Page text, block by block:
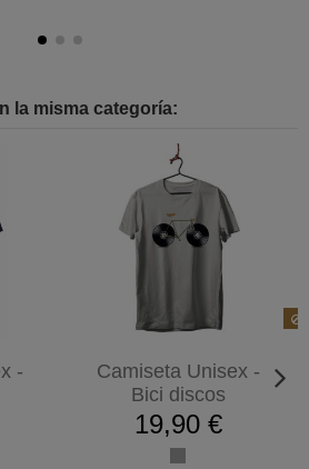
la misma categoría:
-
Camiseta Unisex -
Bici discos
19,90 €